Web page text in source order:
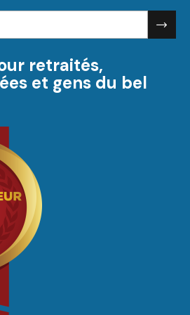
retraités,
et gens du bel